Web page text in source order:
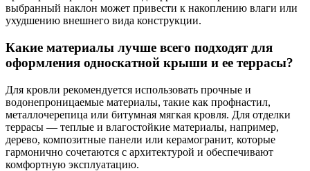
выбранный наклон может привести к накоплению влаги или
ухудшению внешнего вида конструкции.
Какие материалы лучше всего подходят для
оформления односкатной крыши и ее террасы?
Для кровли рекомендуется использовать прочные и
водонепроницаемые материалы, такие как профнастил,
металлочерепица или битумная мягкая кровля. Для отделки
террасы — теплые и влагостойкие материалы, например,
дерево, композитные панели или керамогранит, которые
гармонично сочетаются с архитектурой и обеспечивают
комфортную эксплуатацию.